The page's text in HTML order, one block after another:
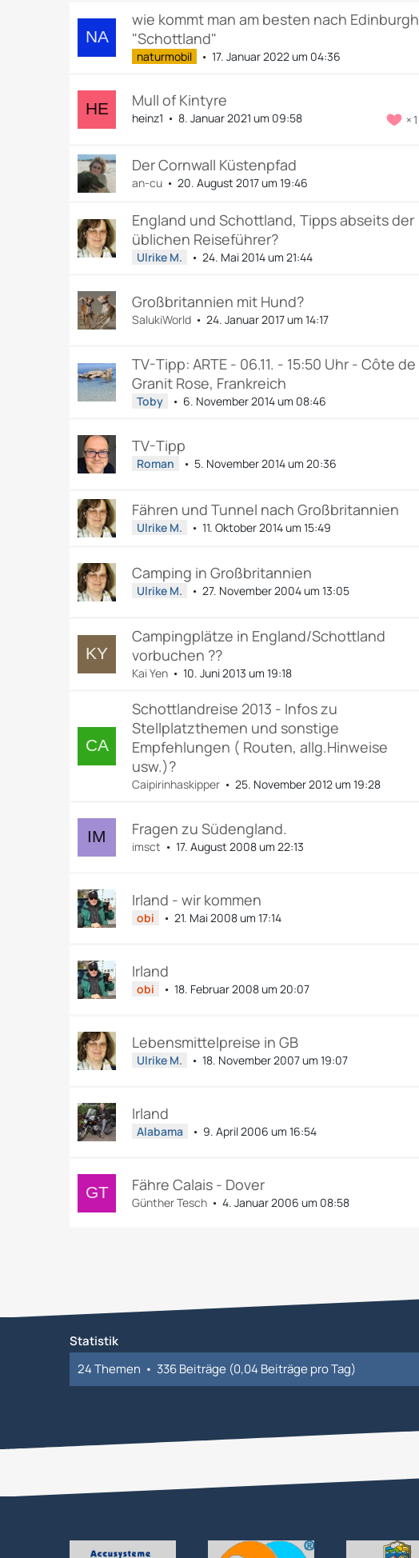
wie kommt man am besten nach Edinburgh
"Schottland"
naturmobil 17. Januar 2022 um 04:36
Mull of Kintyre
1
heinz1 8. Januar 2021 um 09:58
Der Cornwall Küstenpfad
an-cu 20. August 2017 um 19:46
England und Schottland, Tipps abseits der
üblichen Reiseführer?
Ulrike M. 24. Mai 2014 um 21:44
Großbritannien mit Hund?
SalukiWorld 24. Januar 2017 um 14:17
TV-Tipp: ARTE - 06.11. - 15:50 Uhr - Côte de
Granit Rose, Frankreich
Toby 6. November 2014 um 08:46
TV-Tipp
Roman 5. November 2014 um 20:36
Fähren und Tunnel nach Großbritannien
Ulrike M. 11. Oktober 2014 um 15:49
Camping in Großbritannien
Ulrike M. 27. November 2004 um 13:05
Campingplätze in England/Schottland
vorbuchen ??
Kai Yen 10. Juni 2013 um 19:18
Schottlandreise 2013 - Infos zu
Stellplatzthemen und sonstige
Empfehlungen ( Routen, allg.Hinweise
usw.)?
Caipirinhaskipper 25. November 2012 um 19:28
Fragen zu Südengland.
imsct 17. August 2008 um 22:13
Irland - wir kommen
obi 21. Mai 2008 um 17:14
Irland
obi 18. Februar 2008 um 20:07
Lebensmittelpreise in GB
Ulrike M. 18. November 2007 um 19:07
Irland
Alabama 9. April 2006 um 16:54
Fähre Calais - Dover
Günther Tesch 4. Januar 2006 um 08:58
Statistik
24 Themen
336 Beiträge (0,04 Beiträge pro Tag)